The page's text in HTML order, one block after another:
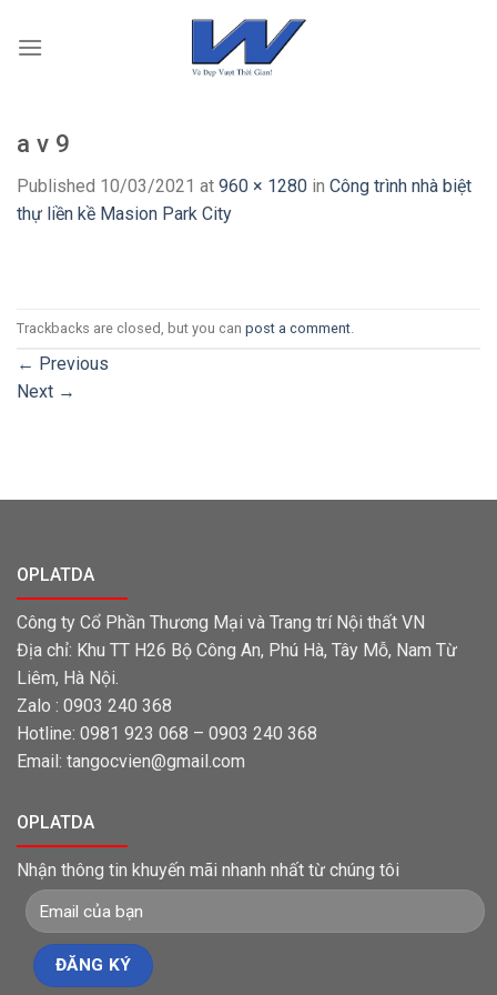
a v 9
Published 10/03/2021 at 960 × 1280 in Công trình nhà biệt
thự liền kề Masion Park City
Trackbacks are closed, but you can post a comment
← Previous
Next →
OPLATDA
Công ty Cổ Phần Thương Mại và Trang trí Nội thất VN
Địa chỉ: Khu TT H26 Bộ Công An, Phú Hà, Tây Mỗ, Nam Từ
Liêm, Hà Nội.
Zalo : 0903 240 368
Hotline: 0981 923 068 – 0903 240 368
Email: tangocvien@gmail.com
OPLATDA
Nhận thông tin khuyến mãi nhanh nhất từ chúng tôi